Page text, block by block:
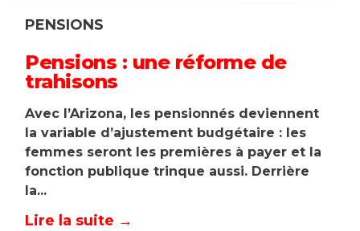
PENSIONS
Pensions : une réforme de
trahisons
Avec l’Arizona, les pensionnés deviennent
la variable d’ajustement budgétaire : les
femmes seront les premières à payer et la
fonction publique trinque aussi. Derrière
la...
Lire la suite →